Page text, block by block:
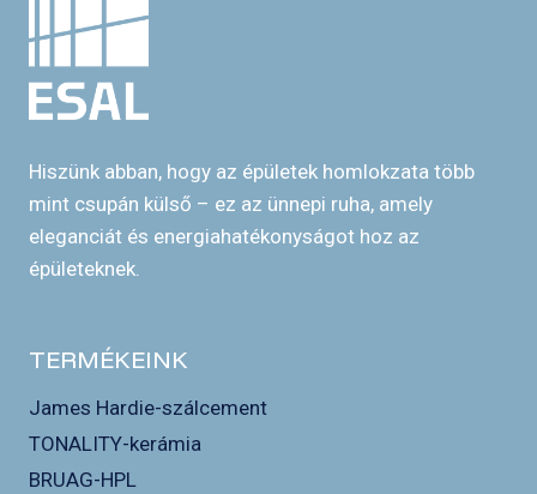
Hiszünk abban, hogy az épületek homlokzata több
mint csupán külső – ez az ünnepi ruha, amely
eleganciát és energiahatékonyságot hoz az
épületeknek.
TERMÉKEINK
James Hardie-szálcement
TONALITY-kerámia
BRUAG-HPL